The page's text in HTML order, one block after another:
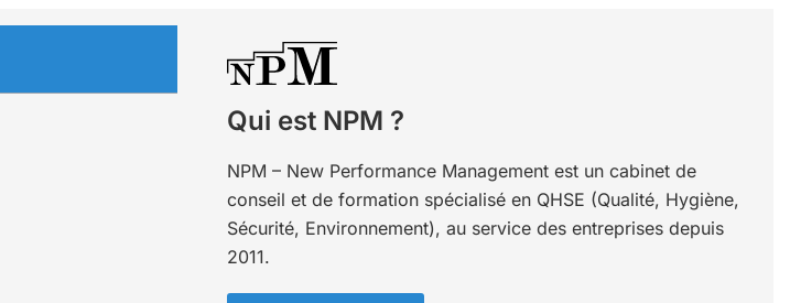
Qui est NPM ?
NPM – New Performance Management est un cabinet de
conseil et de formation spécialisé en QHSE (Qualité, Hygiène,
Sécurité, Environnement), au service des entreprises depuis
2011.